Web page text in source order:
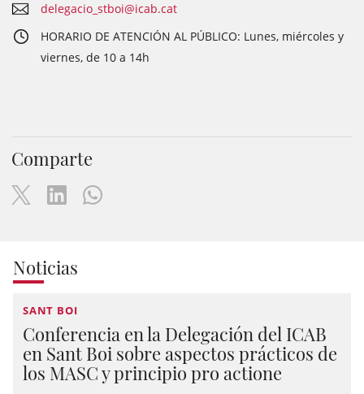
delegacio_stboi@icab.cat
HORARIO DE ATENCIÓN AL PÚBLICO: Lunes, miércoles y
viernes, de 10 a 14h
Comparte
Noticias
SANT BOI
Conferencia en la Delegación del ICAB
en Sant Boi sobre aspectos prácticos de
los MASC y principio pro actione